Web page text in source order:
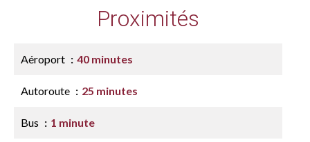
Proximités
Aéroport 40 minutes
Autoroute 25 minutes
Bus 1 minute